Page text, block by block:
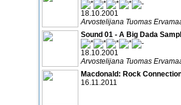
18.10.2001
Arvostelijana Tuomas
Sound 01 - A Big Dada
18.10.2001
Arvostelijana Tuomas
Macdonald: Rock
16.11.2011